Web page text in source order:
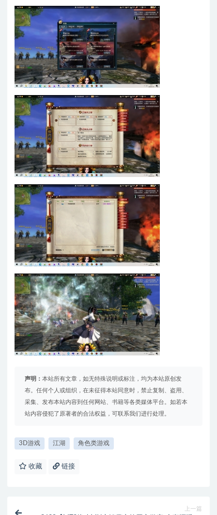
声明： 本站所有文章，如无特殊说明或标注，均为本站原创发
布。任何个人或组织，在未征得本站同意时，禁止复制、盗用、
采集、发布本站内容到任何网站、书籍等各类媒体平台。如若本
站内容侵犯了原著者的合法权益，可联系我们进行处理。
3D游戏 江湖 角色类游戏
收藏 链接
上一篇